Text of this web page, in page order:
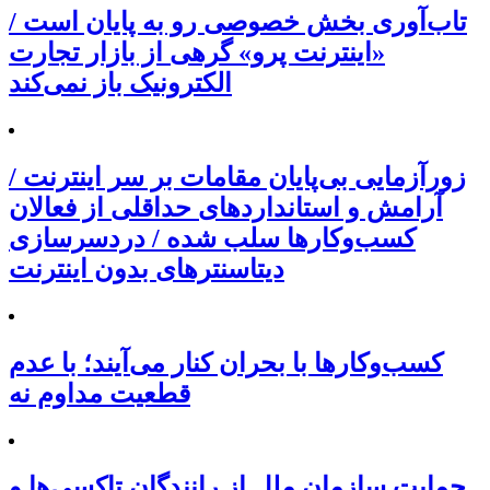
تاب‌آوری بخش خصوصی رو به پایان است /
«اینترنت پرو» گرهی از بازار تجارت
الکترونیک باز نمی‌کند
زورآزمایی بی‌پایان مقامات بر سر اینترنت /
آرامش و استانداردهای حداقلی از فعالان
کسب‌وکارها سلب شده / دردسرسازی
دیتاسنترهای بدون اینترنت
کسب‌وکارها با بحران کنار می‌آیند؛ با عدم
قطعیت مداوم نه